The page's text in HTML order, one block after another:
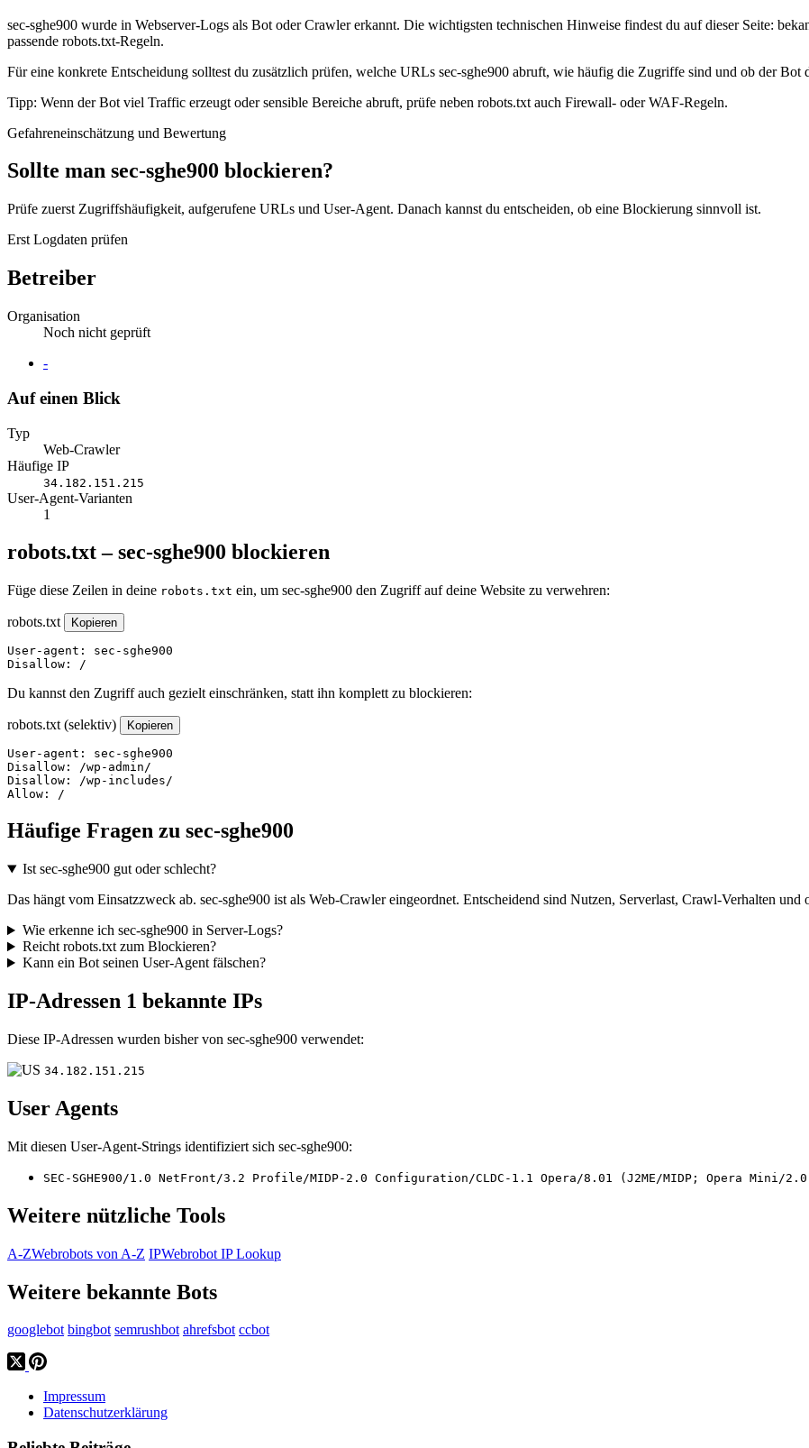
sec-sghe900 wurde in Webserver-Logs als Bot oder Crawler erkannt. Die wichtigsten technischen Hinweise findest du auf dieser Seite:
passende robots.txt-Regeln.
Für eine konkrete Entscheidung solltest du zusätzlich prüfen, welche URLs sec-sghe900 abruft, wie häufig die Zugriffe sind und ob der Bot
Tipp: Wenn der Bot viel Traffic erzeugt oder sensible Bereiche abruft, prüfe neben robots.txt auch Firewall- oder WAF-Regeln.
Gefahreneinschätzung und Bewertung
Sollte man sec-sghe900 blockieren?
Prüfe zuerst Zugriffshäufigkeit, aufgerufene URLs und User-Agent. Danach kannst du entscheiden, ob eine Blockierung sinnvoll ist.
Erst Logdaten prüfen
Betreiber
Organisation
Noch nicht geprüft
Website
-
Auf einen Blick
Typ
Web-Crawler
Häufige IP
34.182.151.215
User-Agent-Varianten
1
robots.txt – sec-sghe900 blockieren
Füge diese Zeilen in deine robots.txt ein, um sec-sghe900 den Zugriff auf deine Website zu verwehren:
robots.txt Kopieren
User-agent: sec-sghe900
Disallow: /
Du kannst den Zugriff auch gezielt einschränken, statt ihn komplett zu blockieren:
robots.txt (selektiv) Kopieren
User-agent: sec-sghe900
Disallow: /wp-admin/
Disallow: /wp-includes/
Allow: /
Häufige Fragen zu sec-sghe900
Ist sec-sghe900 gut oder schlecht?
Das hängt vom Einsatzzweck ab. sec-sghe900 ist als Web-Crawler eingeordnet. Entscheidend sind Nutzen, Serverlast, Crawl-Verhalten
Wie erkenne ich sec-sghe900 in Server-Logs?
Reicht robots.txt zum Blockieren?
Kann ein Bot seinen User-Agent fälschen?
IP-Adressen 1 bekannte IPs
Diese IP-Adressen wurden bisher von sec-sghe900 verwendet:
34.182.151.215
User Agents
Mit diesen User-Agent-Strings identifiziert sich sec-sghe900:
SEC-SGHE900/1.0 NetFront/3.2 Profile/MIDP-2.0 Configuration/CLDC-1.1 Opera/8.01 (J2ME/MIDP; Opera Mini/
Weitere nützliche Tools
A-ZWebrobots von A-Z IPWebrobot IP Lookup
Weitere bekannte Bots
googlebot bingbot semrushbot ahrefsbot ccbot
Impressum
Datenschutzerklärung